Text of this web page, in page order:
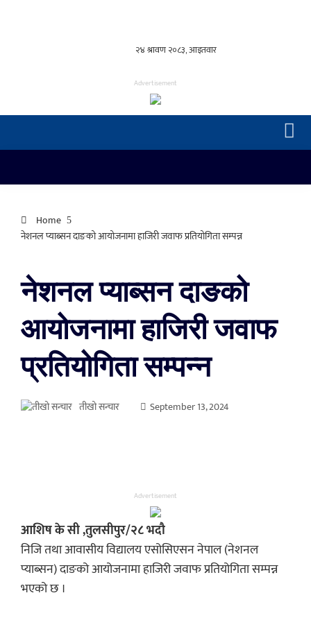
Advertisement
Home
नेशनल प्याब्सन दाङको आयोजनामा हाजिरी जवाफ प्रतियोगिता सम्पन्न
नेशनल प्याब्सन दाङको
आयोजनामा हाजिरी जवाफ
प्रतियोगिता सम्पन्न
तीखो सन्चार September 13, 2024
Advertisement
आशिष के सी ,तुलसीपुर/२८ भदौ
निजि तथा आवासीय विद्यालय एसोसिएसन नेपाल (नेशनल
प्याब्सन) दाङको आयोजनामा हाजिरी जवाफ प्रतियोगिता सम्पन्न
भएको छ ।